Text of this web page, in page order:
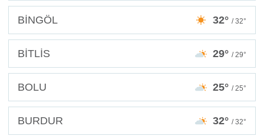
BİNGÖL 32° / 32°
BİTLİS 29° / 29°
BOLU 25° / 25°
BURDUR 32° / 32°